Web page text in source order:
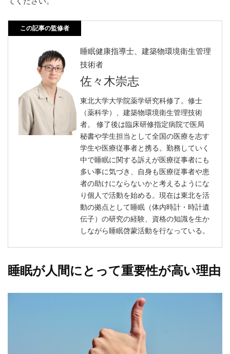
この記事の監修者
睡眠健康指導士、建築物環境衛生管理
技術者
佐々木崇志
東北大学大学院薬学研究科修了。修士
（薬科学）、建築物環境衛生管理技術
者。 修了後は臨床研修指定病院で医局
秘書や学生担当として全国の医療を志す
学生や医療従事者と携る。勤務していく
中で睡眠に関する訴えが医療従事者にも
多い事に気づき、自身も医療従事者や患
者の助けにならないかと考えるようにな
り個人で活動を始める。現在は東北を活
動の拠点として睡眠（体内時計・時計遺
伝子）の研究の経験、資格の知識を生か
しながら睡眠啓蒙活動を行なっている。
睡眠が人間にとって重要性が高い理由